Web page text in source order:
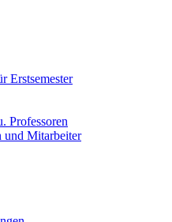
Erstsemester
Professoren
und Mitarbeiter